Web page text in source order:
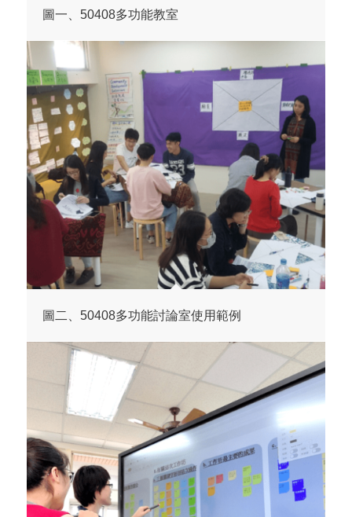
圖一、50408多功能教室
圖二、50408多功能討論室使用範例